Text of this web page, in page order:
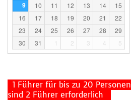
9 10 11 12 13 14
15
16
17 18 19 20 21
22
23
24 25 26 27 28
29
30
31 1 2 3 4 5
1 Führer für bis zu 20
sind 2 Führer erforderlich